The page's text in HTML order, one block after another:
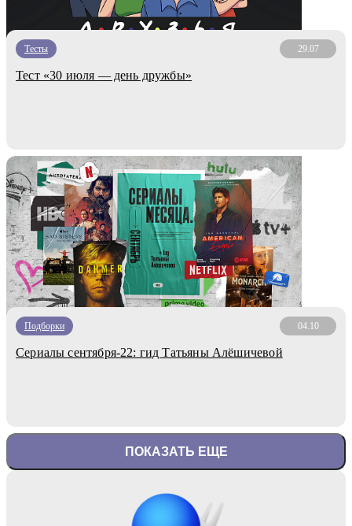
Тесты 29.07
Тест «30 июля — день дружбы»
Подборки 04.10
Сериалы сентября-22: гид Татьяны Алёшичевой
ПОКАЗАТЬ ЕЩЕ